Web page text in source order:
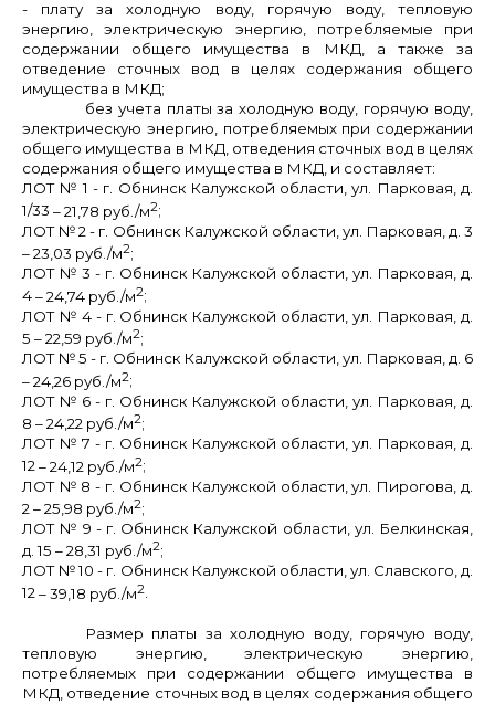
- плату за холодную воду, горячую воду, тепловую
энергию, электрическую энергию, потребляемые при
содержании общего имущества в МКД, а также за
отведение сточных вод в целях содержания общего
имущества в МКД;
без учета платы за холодную воду, горячую воду,
электрическую энергию, потребляемых при содержании
общего имущества в МКД, отведения сточных вод в целях
содержания общего имущества в МКД, и составляет:
ЛОТ № 1- г. Обнинск Калужской области, ул. Парковая, д.
1/33 – 21,78 руб./м2;
ЛОТ № 2- г. Обнинск Калужской области, ул. Парковая, д. 3
– 23,03 руб./м2;
ЛОТ № 3 - г. Обнинск Калужской области, ул. Парковая, д.
4– 24,74 руб./м2;
ЛОТ № 4 - г. Обнинск Калужской области, ул.
Парковая, д.
5 – 22,59 руб./м2;
ЛОТ № 5 - г. Обнинск Калужской области, ул. Парковая, д. 6
– 24,26 руб./м2;
ЛОТ № 6 - г. Обнинск Калужской области, ул.
Парковая, д.
8 – 24,22 руб./м2;
ЛОТ № 7 - г. Обнинск Калужской области, ул.
Парковая, д.
12– 24,12 руб./м2;
ЛОТ № 8- г. Обнинск Калужской области, ул. Пирогова , д.
2 – 25,98 руб./м2;
ЛОТ № 9 - г. Обнинск Калужской области, ул.
Белкинская,
д. 15 – 28,31 руб./м2;
ЛОТ № 10- г. Обнинск Калужской области, ул. Славского, д.
12– 39,18 руб./м2.
Размер платы за холодную воду, горячую воду,
тепловую энергию, электрическую энергию,
потребляемых при содержании общего имущества в
МКД, отведение сточных вод в целях содержания общего